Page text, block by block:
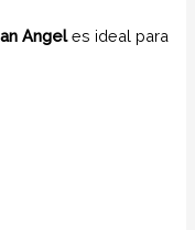
Angeles ideal para